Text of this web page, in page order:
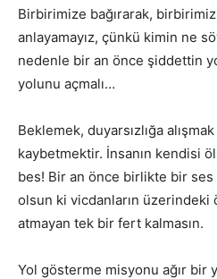
Birbirimize bağırarak,
anlayamayız, çünkü kimin ne
nedenle bir an önce şiddettin
yolunu açmalı…
Beklemek, duyarsızlığa
kaybetmektir. İnsanın kendisi
bes! Bir an önce birlikte bir ses
olsun ki vicdanların üzerindeki
atmayan tek bir fert kalmasın.
Yol gösterme misyonu ağır bir